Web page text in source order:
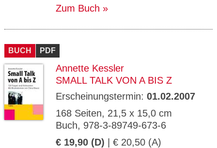
Zum Buch
BUCH PDF
Annette Kessler
SMALL TALK VON A BIS Z
Erscheinungstermin: 01.02.2007
168 Seiten, 21,5 x 15,0 cm
Buch, 978-3-89749-673-6
€ 19,90 (D) | € 20,50 (A)